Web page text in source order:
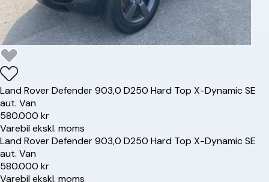
Land RoverDefender 903,0 D250 Hard Top X-Dynamic SE
aut. Van
580.000 kr
Varebil ekskl. moms
Land RoverDefender 903,0 D250 Hard Top X-Dynamic SE
aut. Van
580.000 kr
Varebil ekskl. moms